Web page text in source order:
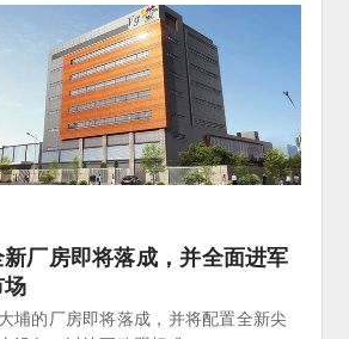
厂房即将落成，并全面进军
埔的厂房即将落成，并将配置全新尖